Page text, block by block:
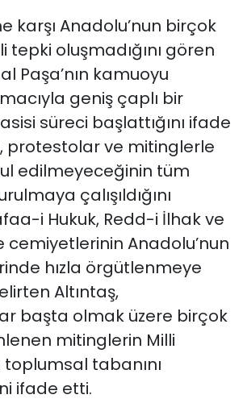
karşı Anadolu’nun birçok
oluşmadığını gören
Paşa’nın kamuoyu
geniş çaplı bir
süreci başlattığını ifade
protestolar ve mitinglerle
edilmeyeceğinin tüm
çalışıldığını
i Hukuk, Redd-i İlhak ve
cemiyetlerinin Anadolu’nun
hızla örgütlenmeye
Altıntaş,
başta olmak üzere birçok
mitinglerin Milli
toplumsal tabanını
ifade etti.